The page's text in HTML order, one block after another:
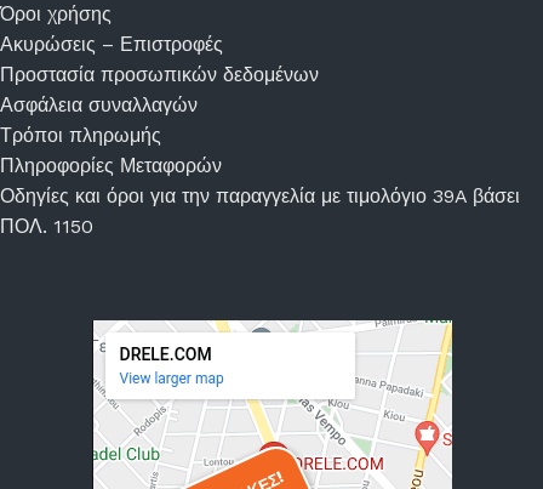
Όροι χρήσης
Ακυρώσεις – Επιστροφές
Προστασία προσωπικών δεδομένων
Ασφάλεια συναλλαγών
Τρόποι πληρωμής
Πληροφορίες Μεταφορών
Οδηγίες και όροι για την παραγγελία με τιμολόγιο 39A βάσει
ΠΟΛ. 1150